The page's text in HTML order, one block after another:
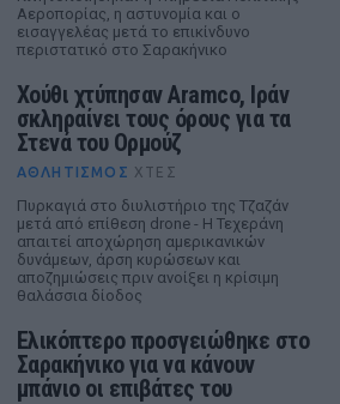
Αεροπορίας, η αστυνομία και ο
εισαγγελέας μετά το επικίνδυνο
περιστατικό στο Σαρακήνικο
Χούθι χτύπησαν Aramco, Ιράν
σκληραίνει τους όρους για τα
Στενά του Ορμούζ
ΑΘΛΗΤΙΣΜΌΣ ΧΤΕΣ
Πυρκαγιά στο διυλιστήριο της Τζαζάν
μετά από επίθεση drone - Η Τεχεράνη
απαιτεί αποχώρηση αμερικανικών
δυνάμεων, άρση κυρώσεων και
αποζημιώσεις πριν ανοίξει η κρίσιμη
θαλάσσια δίοδος
Ελικόπτερο προσγειώθηκε στο
Σαρακήνικο για να κάνουν
μπάνιο οι επιβάτες του